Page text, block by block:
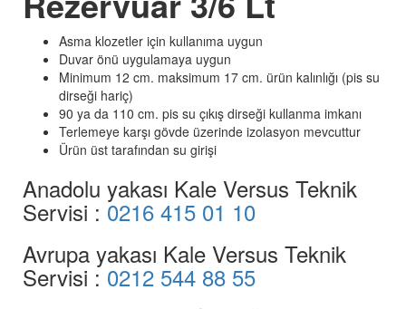
Asma klozetler için kullanıma uygun
Duvar önü uygulamaya uygun
Minimum 12 cm. maksimum 17 cm. ürün kalınlığı (pis su
dirseği hariç)
90 ya da 110 cm. pis su çıkış dirseği kullanma imkanı
Terlemeye karşı gövde üzerinde izolasyon mevcuttur
Ürün üst tarafından su girişi
Anadolu yakası Kale Versus Teknik
Servisi : 0216 415 01 10
Avrupa yakası Kale Versus Teknik
Servisi : 0212 544 88 55